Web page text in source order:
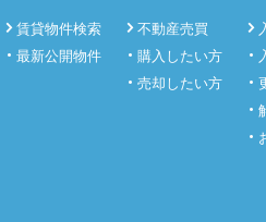
賃貸物件検索
最新公開物件
不動産売買
購入したい方
売却したい方